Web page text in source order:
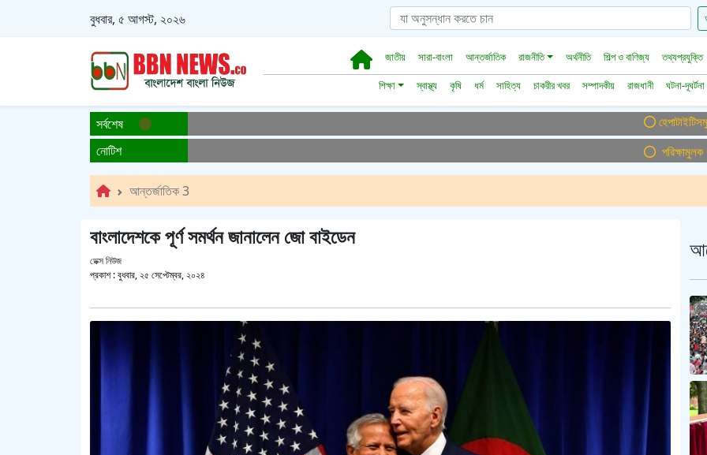
বুধবার, ৫ আগস্ট, ২০২৬
জাতীয় সারা-বাংলা আন্তর্জাতিক রাজনীতি অর্থনীতি শিল্প ও বাণিজ্য তথ্যপ্রযুক্তি
শিক্ষা
স্বাস্থ্য কৃষি ধর্ম সাহিত্য চাকরীর খবর সম্পাদকীয় রাজধানী ঘটনা-দূঘর্টনা
সর্বশেষ হেপাটাইটিসমুক্ত
নোটিশ পরিক্ষামুলক
আন্তর্জাতিক 3
বাংলাদেশকে পূর্ণ সমর্থন জানালেন জো বাইডেন
ডেক্স নিউজ
প্রকাশ :বুধবার, ২৫ সেপ্টেম্বর, ২০২৪